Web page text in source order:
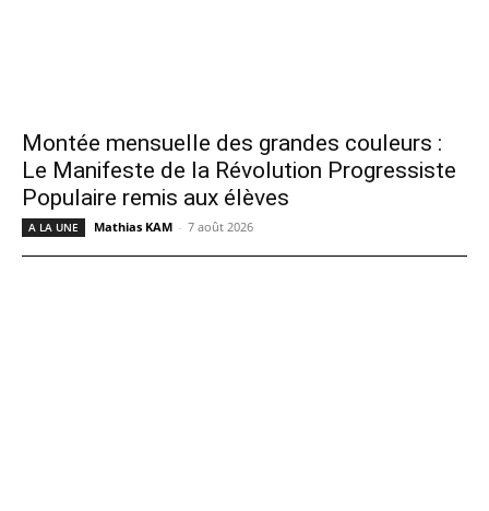
Montée mensuelle des grandes couleurs :
Le Manifeste de la Révolution Progressiste
Populaire remis aux élèves
A LA UNE Mathias KAM - 7 août 2026